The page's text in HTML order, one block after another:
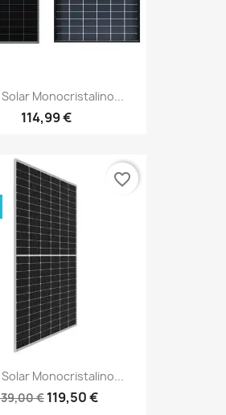
Solar Monocristalino...
114,99 €
Solar Monocristalino...
€ 119,50 €
favorite_border